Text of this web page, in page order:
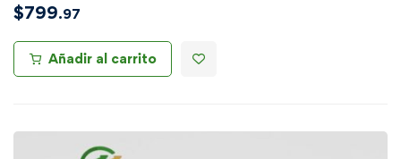
$799.97
Añadir al carrito